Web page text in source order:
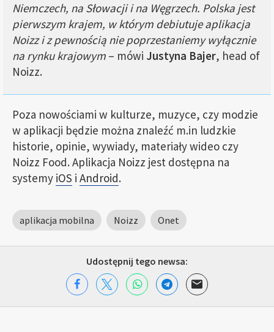
Niemczech, na Słowacji i na Węgrzech. Polska jest
pierwszym krajem, w którym debiutuje aplikacja
Noizz i z pewnością nie poprzestaniemy wyłącznie
na rynku krajowym – mówi Justyna Bajer, head of
Noizz.
Poza nowościami w kulturze, muzyce, czy modzie
w aplikacji będzie można znaleźć m.in ludzkie
historie, opinie, wywiady, materiały wideo czy
Noizz Food. Aplikacja Noizz jest dostępna na
systemy iOS i Android.
aplikacja mobilna Noizz Onet
Udostępnij tego newsa: